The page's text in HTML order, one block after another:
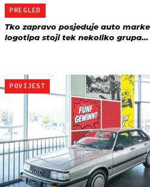
PREGLED
Tko zapravo posjeduje auto
logotipa stoji tek nekoliko grupa…
POVIJEST